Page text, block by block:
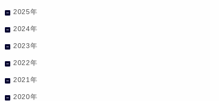
2025年
2024年
2023年
2022年
2021年
2020年